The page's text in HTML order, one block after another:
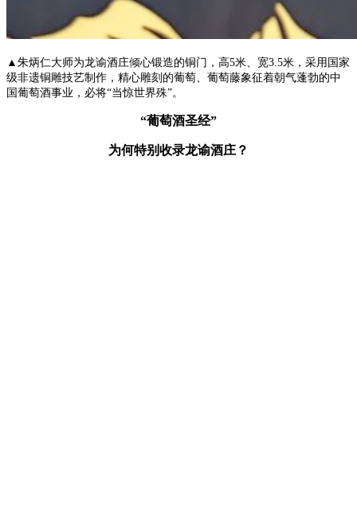
▲朱炳仁大师为龙谕酒庄倾心锻造的铜门，高5米、宽3.5米，采用国家
级非遗铜雕技艺制作，精心雕刻的葡萄、葡萄藤象征着朝气蓬勃的中
国葡萄酒事业，必将“当惊世界殊”。
“葡萄酒圣经”
为何特别收录龙谕酒庄？